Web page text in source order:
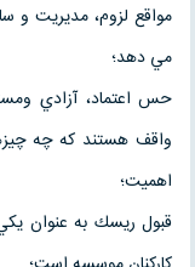
مواقع لزوم، مديريت و
مي دهد؛
حس اعتماد، آزادي
واقف هستند كه چه
اهميت؛
قبول ريسك به عنوان